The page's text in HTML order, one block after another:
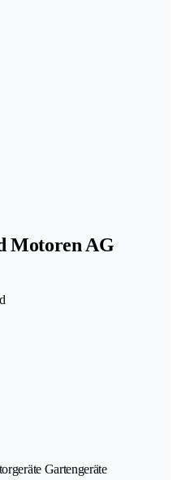
Motoren AG
Gartengeräte